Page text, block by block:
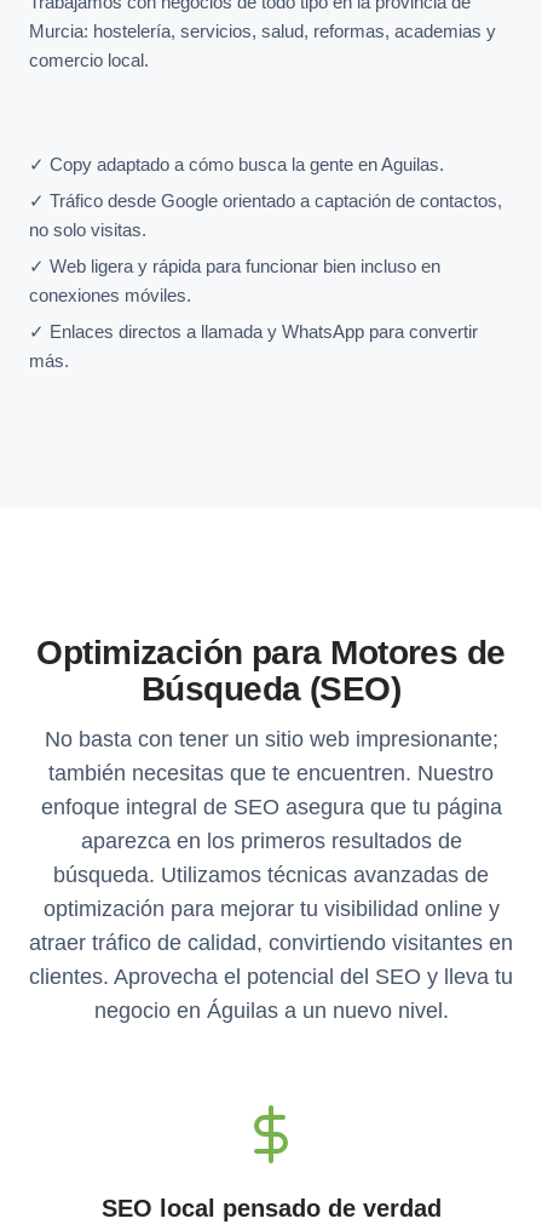
Murcia: hostelería, servicios, salud, reformas, academias y
comercio local.
✓ Copy adaptado a cómo busca la gente en Aguilas.
✓ Tráfico desde Google orientado a captación de contactos,
no solo visitas.
✓ Web ligera y rápida para funcionar bien incluso en
conexiones móviles.
✓ Enlaces directos a llamada y WhatsApp para convertir
más.
Optimización para Motores de
Búsqueda (SEO)
No basta con tener un sitio web impresionante;
también necesitas que te encuentren. Nuestro
enfoque integral de SEO asegura que tu página
aparezca en los primeros resultados de
búsqueda. Utilizamos técnicas avanzadas de
optimización para mejorar tu visibilidad online y
atraer tráfico de calidad, convirtiendo visitantes en
clientes. Aprovecha el potencial del SEO y lleva tu
negocio en Águilas a un nuevo nivel.
SEO local pensado de verdad